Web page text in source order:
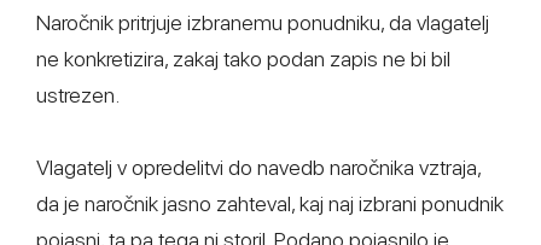
Naročnik pritrjuje izbranemu ponudniku, da vlagatelj
ne konkretizira, zakaj tako podan zapis ne bi bil
ustrezen.
Vlagatelj v opredelitvi do navedb naročnika vztraja,
da je naročnik jasno zahteval, kaj naj izbrani ponudnik
pojasni, ta pa tega ni storil. Podano pojasnilo je